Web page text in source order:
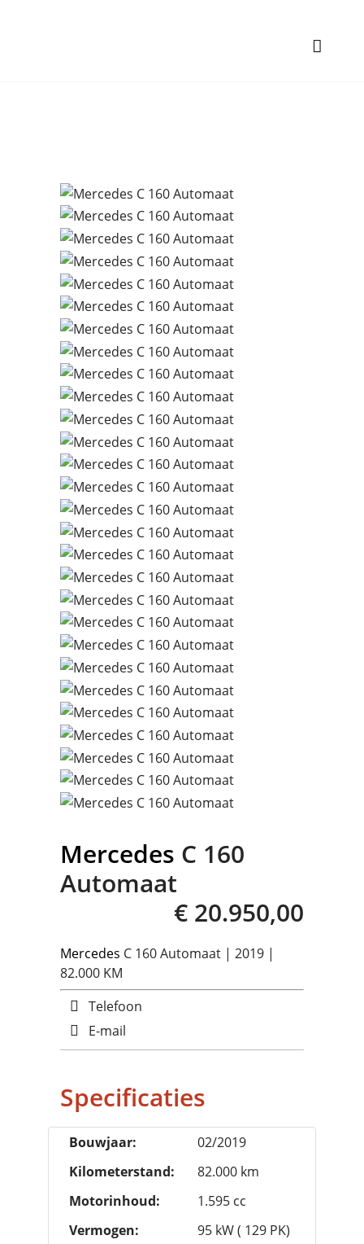
Mercedes C 160
Automaat
€ 20.950,00
Mercedes C 160 Automaat | 2019 |
82.000 KM
Telefoon
E-mail
Specificaties
Bouwjaar:
02/2019
Kilometerstand:
82.000 km
Motorinhoud:
1.595 cc
Vermogen:
95 kW ( 129 PK)